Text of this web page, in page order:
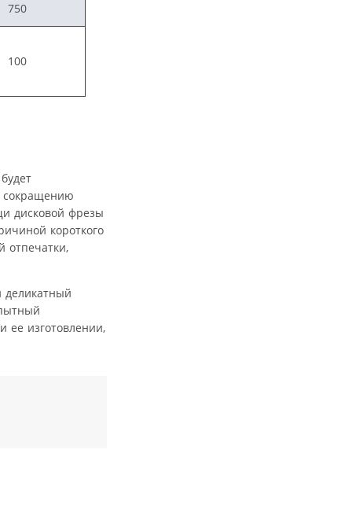
750
100
сокращению
дисковой фрезы
короткого
отпечатки,
деликатный
ее изготовлении,